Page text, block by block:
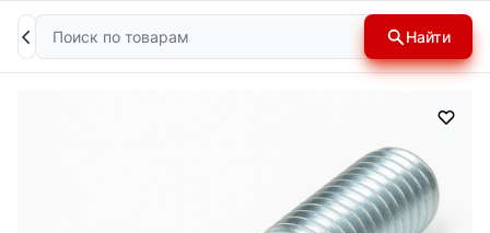
Поиск Найти